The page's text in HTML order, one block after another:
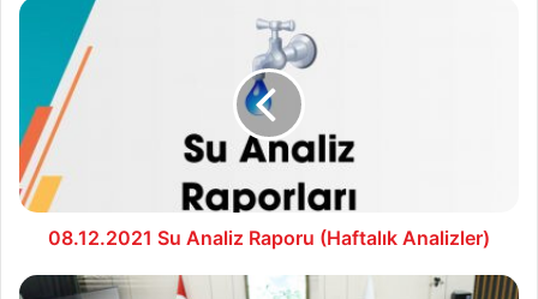
08.12.2021
Raporu
(Haftalık
Analizler)
08.12.2021 Su Analiz Raporu (Haftalık Analizler)
Bolu